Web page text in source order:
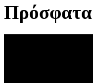
Πρόσφατα